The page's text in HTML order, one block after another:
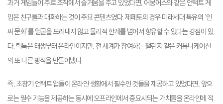
과거 게임들이 주로 조작에서 즐거움을 주고 있었다면, 어몽어스와 같은 언택트 게
임은 친구들과 대화하는 것이 주요 콘텐츠였다. 제페토의 경우 미래세대 특유의 ‘인
싸 문화’를 얼굴을 드러내지 않고 물리적 한계를 넘어서 향유할 수 있다는 강점이 있
다. 틱톡은 태생부터 온라인이지만, 전 세계가 참여하는 챌린지 같은 커뮤니케이션
의 또 다른 방식을 만들어냈다.
즉, 초창기 언택트 앱들이 온라인 생활에서 필수인 것들을 제공하고 있었다면, 앞으
로는 필수 기능을 제공하는 동시에 오프라인에서 중요시되는 가치들을 온라인에 적